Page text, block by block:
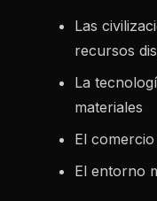
Las
recursos
La
materiales
El
El entorno